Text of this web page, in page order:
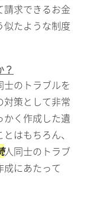
請求できるお金
たような制度
士のトラブルを
策として非常
かく作成した遺
はもちろん、
人同士のトラブ
にあたって